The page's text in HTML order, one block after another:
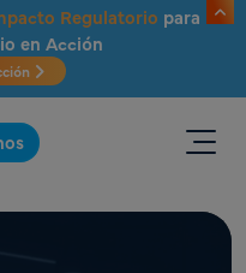
Regulatorio para
en Acción